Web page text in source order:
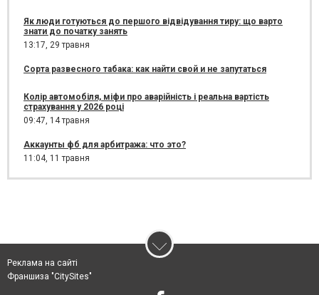
Як люди готуються до першого відвідування тиру: що варто
знати до початку занять
13:17, 29 травня
Сорта развесного табака: как найти свой и не запутаться
Колір автомобіля, міфи про аварійність і реальна вартість
страхування у 2026 році
09:47, 14 травня
Аккаунты фб для арбитража: что это?
11:04, 11 травня
Реклама на сайті
Франшиза "CitySites"